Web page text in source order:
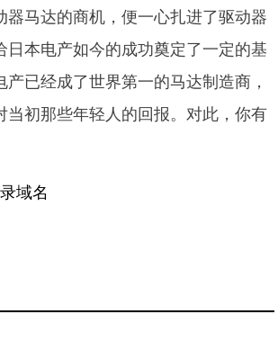
器马达的商机，便一心扎进了驱动器
日本电产如今的成功奠定了一定的基
产已经成了世界第一的马达制造商，
当初那些年轻人的回报。对此，你有
域名